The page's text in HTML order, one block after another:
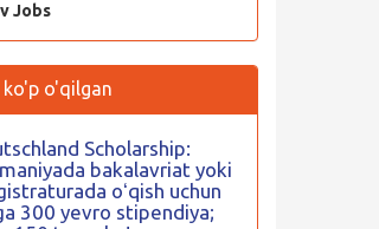
Jobs
ko'p o'qilgan
Scholarship:
bakalavriat yoki
oʻqish uchun
300 yevro stipendiya;